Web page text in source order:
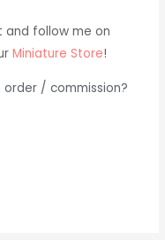
and follow me on
Miniature Store!
/ commission?